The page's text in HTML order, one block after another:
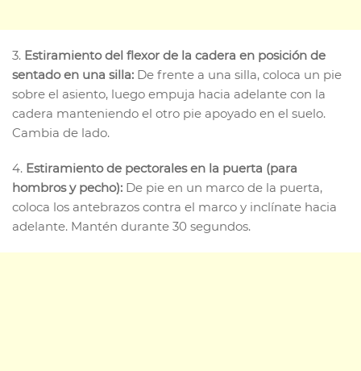
3. Estiramiento del flexor de la cadera en posición de
sentado en una silla: De frente a una silla, coloca un pie
sobre el asiento, luego empuja hacia adelante con la
cadera manteniendo el otro pie apoyado en el suelo.
Cambia de lado.
4. Estiramiento de pectorales en la puerta (para
hombros y pecho): De pie en un marco de la puerta,
coloca los antebrazos contra el marco y inclínate hacia
adelante. Mantén durante 30 segundos.